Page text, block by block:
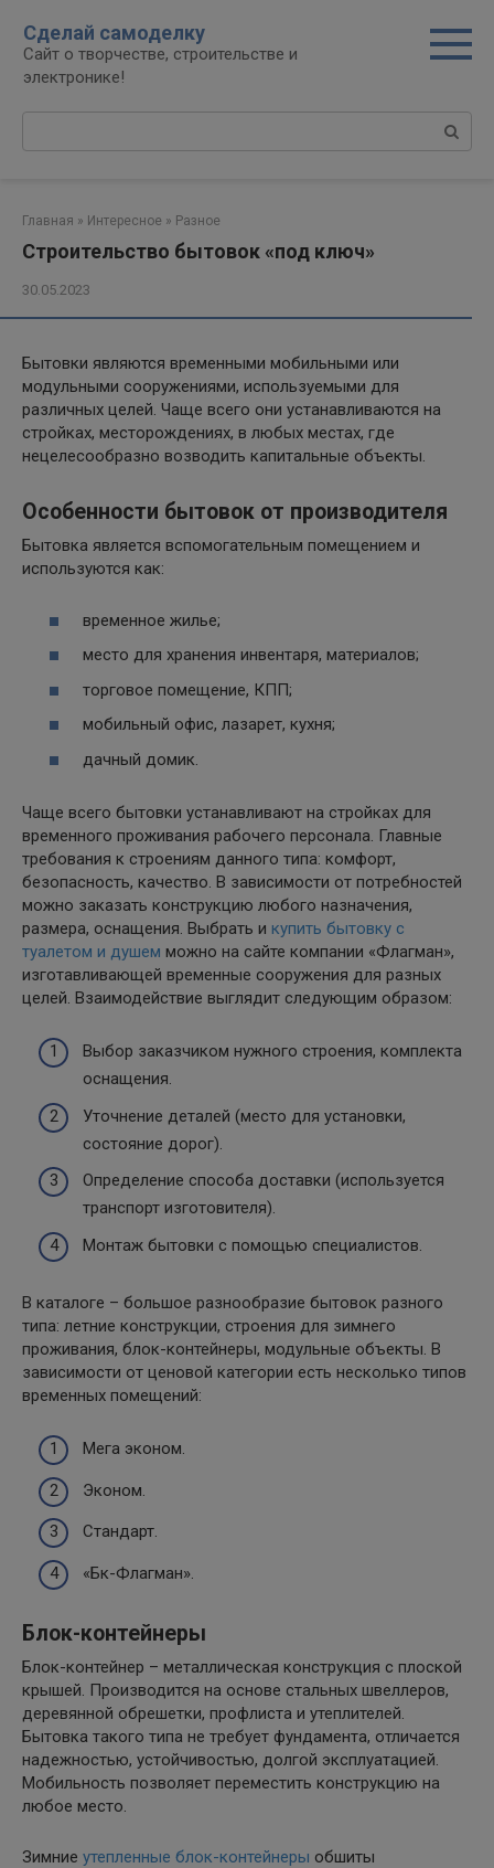
контенту
Сделай самоделку
Сайт о творчестве, строительстве и
электронике!
Главная » Интересное » Разное
Строительство бытовок «под ключ»
30.05.2023
Бытовки являются временными мобильными или
модульными сооружениями, используемыми для
различных целей. Чаще всего они устанавливаются на
стройках, месторождениях, в любых местах, где
нецелесообразно возводить капитальные объекты.
Особенности бытовок от производителя
Бытовка является вспомогательным помещением и
используются как:
временное жилье;
место для хранения инвентаря, материалов;
торговое помещение, КПП;
мобильный офис, лазарет, кухня;
дачный домик.
Чаще всего бытовки устанавливают на стройках для
временного проживания рабочего персонала. Главные
требования к строениям данного типа: комфорт,
безопасность, качество. В зависимости от потребностей
можно заказать конструкцию любого назначения,
размера, оснащения. Выбрать и купить бытовку с
туалетом и душем можно на сайте компании «Флагман»,
изготавливающей временные сооружения для разных
целей. Взаимодействие выглядит следующим образом:
Выбор заказчиком нужного строения, комплекта
оснащения.
Уточнение деталей (место для установки,
состояние дорог).
Определение способа доставки (используется
транспорт изготовителя).
Монтаж бытовки с помощью специалистов.
В каталоге – большое разнообразие бытовок разного
типа: летние конструкции, строения для зимнего
проживания, блок-контейнеры, модульные объекты. В
зависимости от ценовой категории есть несколько типов
временных помещений:
Мега эконом.
Эконом.
Стандарт.
«Бк-Флагман».
Блок-контейнеры
Блок-контейнер – металлическая конструкция с плоской
крышей. Производится на основе стальных швеллеров,
деревянной обрешетки, профлиста и утеплителей.
Бытовка такого типа не требует фундамента, отличается
надежностью, устойчивостью, долгой эксплуатацией.
Мобильность позволяет переместить конструкцию на
любое место.
Зимние утепленные блок-контейнеры обшиты